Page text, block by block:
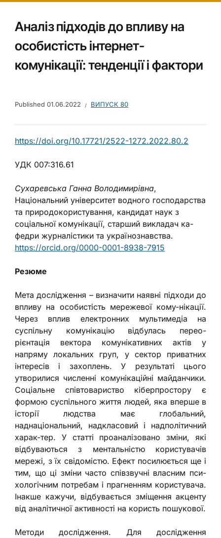
Аналіз підходів до впливу на
особистість інтернет-
комунікації: тенденції і фактори
Published 01.06.2022 ВИПУСК 80
https://doi.org/10.17721/2522-1272.2022.80.2
УДК 007:316.61
Сухаревська Ганна Володимирівна,
Національний університет водного господарства
та природокористування, кандидат наук з
соціальної комунікації, старший викладач ка-
федри журналістики та українознавства.
https://orcid.org/0000-0001-8938-7915
Резюме
Мета дослідження – визначити наявні підходи до
впливу на особистість мережевої кому-нікації.
Через вплив електронних мультимедіа на
суспільну комунікацію відбулась перео-
рієнтація вектора комунікативних актів у
напряму локальних груп, у сектор приватних
інтересів і захоплень. У результаті цього
утворилися численні комунікаційні майданчики.
Соціальне співтовариство кіберпростору є
формою суспільного життя людей, яка вперше в
історії людства має глобальний,
наднаціональний, надкласовий і надполітичний
харак-тер. У статті проаналізовано зміни, які
відбуваються з ментальністю користувачів
мережі, з їх свідомістю. Ефект посилюється ще і
тим, що ці зміни часто співзвучні власним пси-
хологічним потребам і прагненням користувача.
Інакше кажучи, відбувається зміщення акценту
від аналітичної активності на користь пошукової.
Методи дослідження. Для дослідження